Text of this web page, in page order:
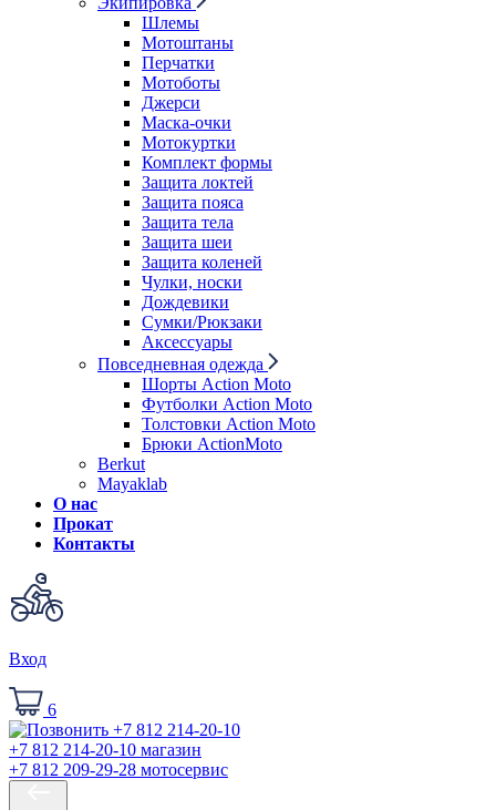
Шлемы
Мотоштаны
Перчатки
Мотоботы
Джерси
Маска-очки
Мотокуртки
Комплект формы
Защита локтей
Защита пояса
Защита тела
Защита шеи
Защита коленей
Чулки, носки
Дождевики
Сумки/Рюкзаки
Аксессуары
Повседневная одежда
Шорты Action Moto
Футболки Action Moto
Толстовки Action Moto
Брюки ActionMoto
Berkut
Mayaklab
О нас
Прокат
Контакты
Вход
6
+7 812 214-20-10 магазин
+7 812 209-29-28 мотосервис